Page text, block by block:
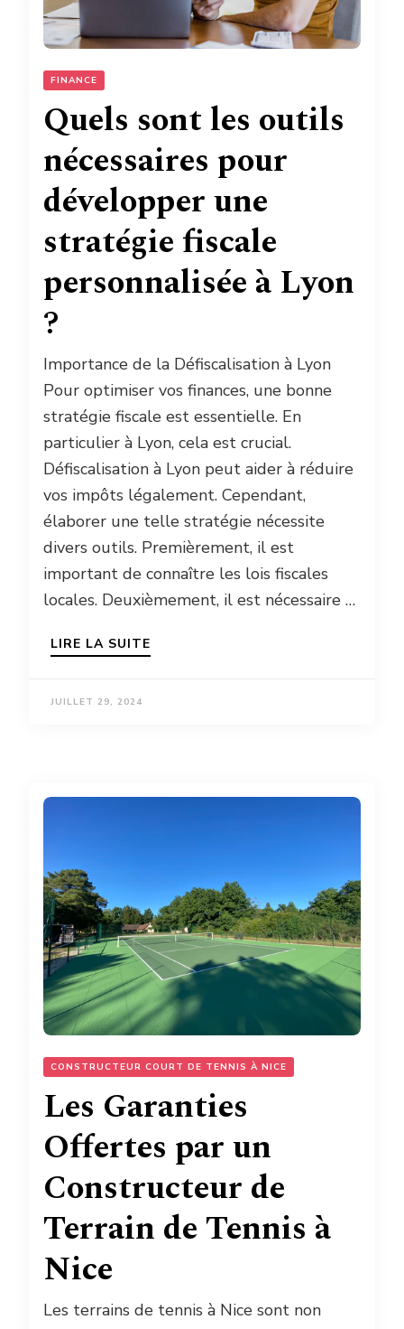
FINANCE
Quels sont les outils
nécessaires pour
développer une
stratégie fiscale
personnalisée à Lyon
?
Importance de la Défiscalisation à Lyon
Pour optimiser vos finances, une bonne
stratégie fiscale est essentielle. En
particulier à Lyon, cela est crucial.
Défiscalisation à Lyon peut aider à réduire
vos impôts légalement. Cependant,
élaborer une telle stratégie nécessite
divers outils. Premièrement, il est
important de connaître les lois fiscales
locales. Deuxièmement, il est nécessaire …
LIRE LA SUITE
JUILLET 29, 2024
CONSTRUCTEUR COURT DE TENNIS À NICE
Les Garanties
Offertes par un
Constructeur de
Terrain de Tennis à
Nice
Les terrains de tennis à Nice sont non